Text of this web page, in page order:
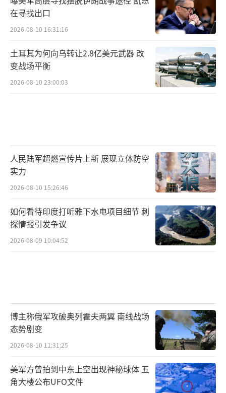
在寻找出口
2026-08-10 16:31:16
土耳其为何向乌转让2.8亿美元武器 改
变战场平衡
2026-08-10 23:00:03
人民陆军超燃宣传片上新 展现立体防空
实力
2026-08-10 15:26:46
如何看待印度打听雅下水电项目细节 刺
探情报引发争议
2026-08-09 10:04:52
博主称俄军攻破奥列霍夫两翼 南线战场
态势剧变
2026-08-10 11:31:25
美军方曾拍到中东上空出现神秘球体 五
角大楼公布UFO文件